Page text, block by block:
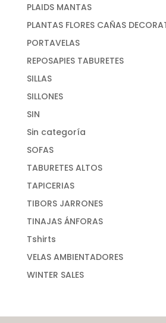
PLAIDS MANTAS
PLANTAS FLORES CAÑAS
PORTAVELAS
REPOSAPIES TABURETES
SILLAS
SILLONES
SIN
Sin categoría
SOFAS
TABURETES ALTOS
TAPICERIAS
TIBORS JARRONES
TINAJAS ÁNFORAS
Tshirts
VELAS AMBIENTADORES
WINTER SALES